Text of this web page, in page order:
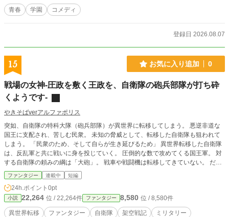
に終了します。物語の終盤では、三日後に控えた三菱重工長崎造船所でのもがみ
型1番艦「みはま」の進水式について触れられ、主人公の新たな学園生活への期
と期待、そしてそれを見守る大人たちのエールを描いた感動的な作品です。
青春 学園 コメディ
登録日 2026.08.07
15 お気に入り追加 0
戦場の女神-圧政を敷く王政を、自衛隊の砲兵部隊が打ち砕
くようです-
やきそばverアルファポリス
突如、自衛隊の特科大隊（砲兵部隊）が異世界に転移してしまう。 悪逆非道な
国王に支配され、苦しむ民衆。 未知の脅威として、転移した自衛隊も狙われて
しまう。 「民衆のため、そして自らが生き延びるため」 異世界転移した自衛隊
は、反乱軍と共に戦いに身を投じていく。 圧倒的な数で攻めてくる国王軍。 対
する自衛隊の頼みの綱は「大砲」。 戦車や戦闘機は転移してきていない。 だ
が、「大砲」は「戦場の女神」と称されるほどの破壊力を持つ。 その高火力攻
撃を最大限利用し、国王軍を迎え撃つ自衛隊。 戦いの末、民衆、そして自衛隊
はどうなってしまうのか？
ファンタジー 連載中 短編
24h.ポイント 0pt
小説 22,264 位 / 22,264件 ファンタジー 8,580 位 / 8,580件
異世界転移 ファンタジー 自衛隊 架空戦記
ミリタリー